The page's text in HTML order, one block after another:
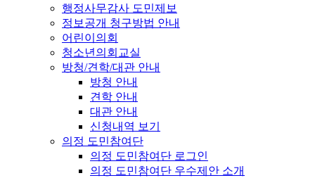
행정사무감사 도민제보
정보공개 청구방법 안내
어린이의회
청소년의회교실
방청/견학/대관 안내
방청 안내
견학 안내
대관 안내
신청내역 보기
의정 도민참여단
의정 도민참여단 로그인
의정 도민참여단 우수제안 소개